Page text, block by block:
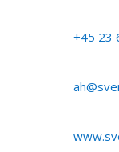
+45 23